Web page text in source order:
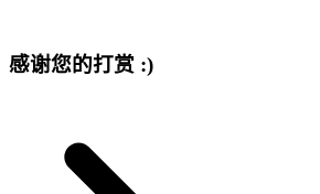
感谢您的打赏 :)